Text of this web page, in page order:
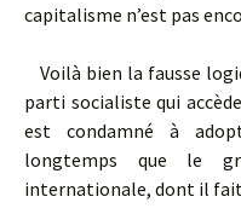
capitalisme n’est pas
Voilà bien la fausse
parti socialiste qui
est condamné à
longtemps que le
internationale, dont il